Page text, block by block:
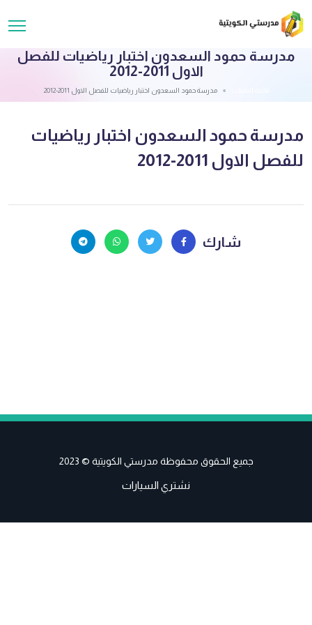
مدرسة حمود السعدون اختبار رياضيات للفصل
الاول 2011-2012
مدرسة حمود السعدون اختبار رياضيات للفصل الاول 2011-2012
مدرسة حمود السعدون اختبار رياضيات
للفصل الاول 2011-2012
شارك
جميع الحقوق محفوظة مدرستي الكويتية © 2023
نشتري السيارات